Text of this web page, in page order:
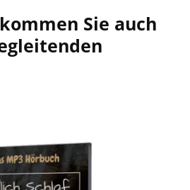
Sie auch